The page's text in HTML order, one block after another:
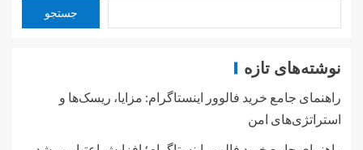
جستجو
نوشته‌های تازه
راهنمای جامع خرید فالوور اینستاگرام: مزایا، ریسک‌ها و
استراتژی‌های امن